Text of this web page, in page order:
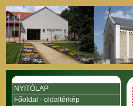
NYITÓLAP
Főoldal - oldaltérkép